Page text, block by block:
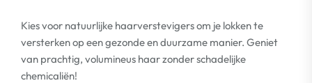
Kies voor natuurlijke haarverstevigers om je lokken te
versterken op een gezonde en duurzame manier. Geniet
van prachtig, volumineus haar zonder schadelijke
chemicaliën!